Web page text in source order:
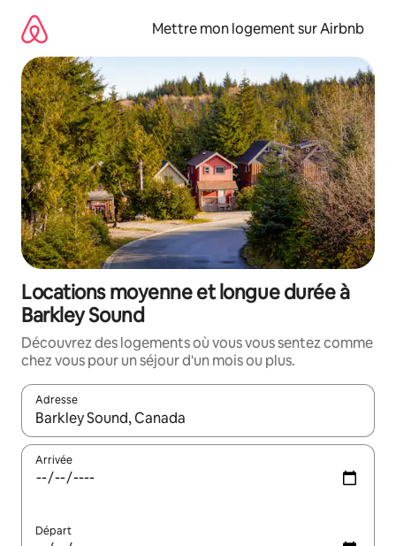
directement
contenu
Mettre mon logement sur Airbnb
Locations moyenne et longue durée à
Barkley Sound
Découvrez des logements où vous vous sentez comme
chez vous pour un séjour d'un mois ou plus.
Adresse
Lorsque les résultats s'affichent, utilisez les flèches vers le
Arrivée
Départ